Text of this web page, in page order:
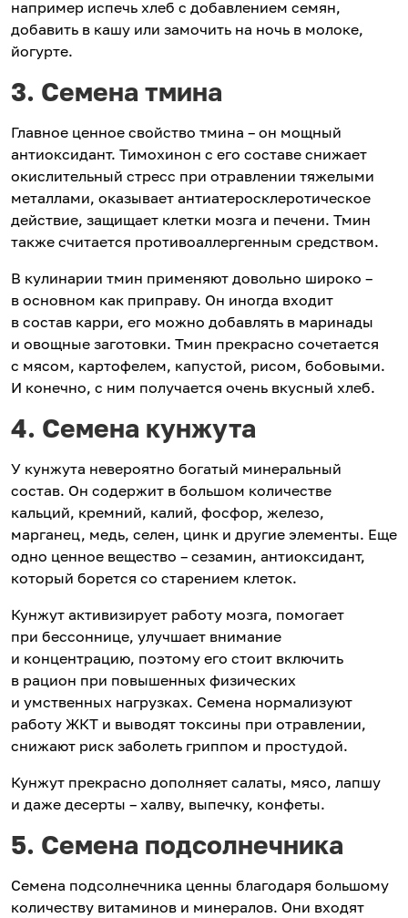
например испечь хлеб с добавлением семян,
добавить в кашу или замочить на ночь в молоке,
йогурте.
3. Семена тмина
Главное ценное свойство тмина – он мощный
антиоксидант. Тимохинон с его составе снижает
окислительный стресс при отравлении тяжелыми
металлами, оказывает антиатеросклеротическое
действие, защищает клетки мозга и печени. Тмин
также считается противоаллергенным средством.
В кулинарии тмин применяют довольно широко –
в основном как приправу. Он иногда входит
в состав карри, его можно добавлять в маринады
и овощные заготовки. Тмин прекрасно сочетается
с мясом, картофелем, капустой, рисом, бобовыми.
И конечно, с ним получается очень вкусный хлеб.
4. Семена кунжута
У кунжута невероятно богатый минеральный
состав. Он содержит в большом количестве
кальций, кремний, калий, фосфор, железо,
марганец, медь, селен, цинк и другие элементы. Еще
одно ценное вещество – сезамин, антиоксидант,
который борется со старением клеток.
Кунжут активизирует работу мозга, помогает
при бессоннице, улучшает внимание
и концентрацию, поэтому его стоит включить
в рацион при повышенных физических
и умственных нагрузках. Семена нормализуют
работу ЖКТ и выводят токсины при отравлении,
снижают риск заболеть гриппом и простудой.
Кунжут прекрасно дополняет салаты, мясо, лапшу
и даже десерты – халву, выпечку, конфеты.
5. Семена подсолнечника
Семена подсолнечника ценны благодаря большому
количеству витаминов и минералов. Они входят